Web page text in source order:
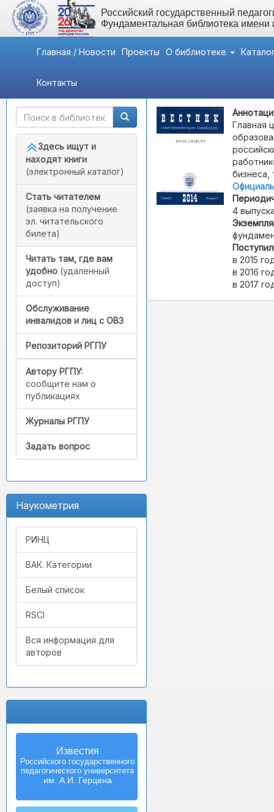
Российский государственный
Фундаментальная библиотека
Главная / Новости Проекты О библиотеке
Контакты
Быстрый доступ
Здесь ищут и
находят книги
(электронный каталог)
Стать читателем
(заявка на получение
эл. читательского
билета)
Читать там, где вам
удобно (удаленный
доступ)
Обслуживание
инвалидов и лиц с ОВЗ
Репозиторий РГПУ
Автору РГПУ:
сообщите нам о
публикациях
Журналы РГПУ
Задать вопрос
Наукометрия
РИНЦ
ВАК. Категории
Белый список
RSCI
Вся информация для
авторов
Известия
Российского государственного
педагогического университета
им. А.И. Герцена
Izvestia:
Herzen University
Journal of
Humanities & Sciences
Главная
бизнеса,
4
в 2015
в 2016
в 2017